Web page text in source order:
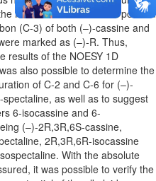
Mosher method. The 3-position
(C-3) of both (–)-cassine and
marked as (–)-R. Thus,
results of the NOESY 1D
also possible to determine the
of C-2 and C-6 for (–)-
as well as to suggest
6-isocassine and 6-
(–)-2R,3R,6S-cassine,
2R,3R,6R-isocassine
With the absolute
it was possible to verify the